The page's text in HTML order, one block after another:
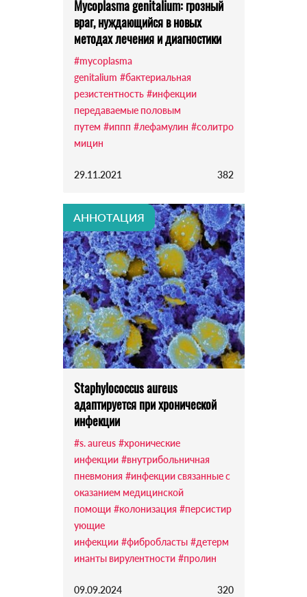
Mycoplasma genitalium: грозный
враг, нуждающийся в новых
методах лечения и диагностики
#mycoplasma
genitalium #бактериальная
резистентность #инфекции
передаваемые половым
путем #иппп #лефамулин #солитро
мицин
29.11.2021 382
АННОТАЦИЯ
Staphylococcus aureus
адаптируется при хронической
инфекции
#s. aureus #хронические
инфекции #внутрибольничная
пневмония #инфекции связанные с
оказанием медицинской
помощи #колонизация #персистир
ующие
инфекции #фибробласты #детерм
инанты вирулентности #пролин
09.09.2024 320